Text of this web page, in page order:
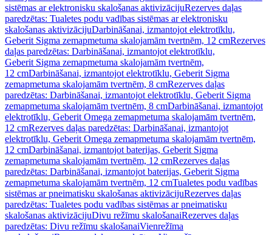
sistēmas ar elektronisku skalošanas aktivizācijuRezerves daļas
paredzētas: Tualetes podu vadības sistēmas ar elektronisku
skalošanas aktivizācijuDarbināšanai, izmantojot elektrotīklu,
Geberit Sigma zemapmetuma skalojamām tvertnēm, 12 cmRezerves
daļas paredzētas: Darbināšanai, izmantojot elektrotīklu,
Geberit Sigma zemapmetuma skalojamām tvertnēm,
12 cmDarbināšanai, izmantojot elektrotīklu, Geberit Sigma
zemapmetuma skalojamām tvertnēm, 8 cmRezerves daļas
paredzētas: Darbināšanai, izmantojot elektrotīklu, Geberit Sigma
zemapmetuma skalojamām tvertnēm, 8 cmDarbināšanai, izmantojot
elektrotīklu, Geberit Omega zemapmetuma skalojamām tvertnēm,
12 cmRezerves daļas paredzētas: Darbināšanai, izmantojot
elektrotīklu, Geberit Omega zemapmetuma skalojamām tvertnēm,
12 cmDarbināšanai, izmantojot baterijas, Geberit Sigma
zemapmetuma skalojamām tvertnēm, 12 cmRezerves daļas
paredzētas: Darbināšanai, izmantojot baterijas, Geberit Sigma
zemapmetuma skalojamām tvertnēm, 12 cmTualetes podu vadības
sistēmas ar pneimatisku skalošanas aktivizācijuRezerves daļas
paredzētas: Tualetes podu vadības sistēmas ar pneimatisku
skalošanas aktivizācijuDivu režīmu skalošanaiRezerves daļas
paredzētas: Divu režīmu skalošanaiVienrežīma